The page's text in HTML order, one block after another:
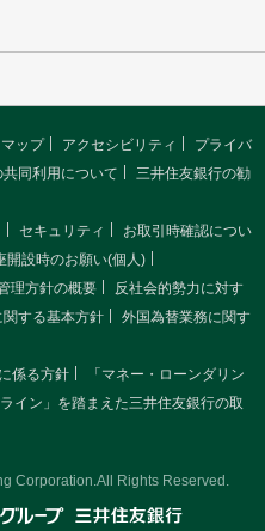
ップ アクセシビリティ
プライバ
同利用について
三井住友銀行の勧
セキュリティ
お取引時確認につい
開設時のお願い(個人)
理方針の概要
反社会的勢力に対す
する基本方針
外国為替業務に関す
係る方針
「マネー・ローンダリン
イン」を踏まえた三井住友銀行の取
Corporation.All Rights Reserved.